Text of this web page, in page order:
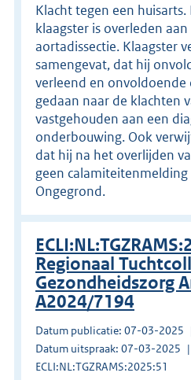
Klacht tegen een
klaagster is overleden
aortadissectie. Klaagster
samengevat, dat hij
verleend en
gedaan naar de klachten
vastgehouden aan een
onderbouwing. Ook
dat hij na het overlijden
geen
Ongegrond.
Regionaal
Gezondheidszorg
A2024/7194
Datum publicatie: 07-03-2025
Datum uitspraak: 07-03-2025
ECLI:NL:TGZRAMS:2025:51